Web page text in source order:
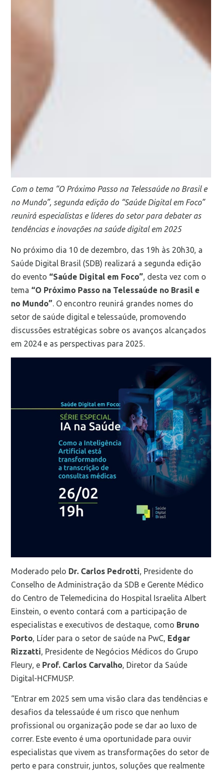
Com o tema “O Próximo Passo na Telessaúde no Brasil e
no Mundo”, segunda edição do “Saúde Digital em Foco”
reunirá especialistas e líderes do setor para debater as
tendências e inovações na saúde digital em 2025
No próximo dia 10 de dezembro, das 19h às 20h30, a
Saúde Digital Brasil (SDB) realizará a segunda edição
do evento “Saúde Digital em Foco”, desta vez com o
tema “O Próximo Passo na Telessaúde no Brasil e
no Mundo”. O encontro reunirá grandes nomes do
setor de saúde digital e telessaúde, promovendo
discussões estratégicas sobre os avanços alcançados
em 2024 e as perspectivas para 2025.
Moderado pelo Dr. Carlos Pedrotti, Presidente do
Conselho de Administração da SDB e Gerente Médico
do Centro de Telemedicina do Hospital Israelita Albert
Einstein, o evento contará com a participação de
especialistas e executivos de destaque, como Bruno
Porto, Líder para o setor de saúde na PwC, Edgar
Rizzatti, Presidente de Negócios Médicos do Grupo
Fleury, e Prof. Carlos Carvalho, Diretor da Saúde
Digital-HCFMUSP.
“Entrar em 2025 sem uma visão clara das tendências e
desafios da telessaúde é um risco que nenhum
profissional ou organização pode se dar ao luxo de
correr. Este evento é uma oportunidade para ouvir
especialistas que vivem as transformações do setor de
perto e para construir, juntos, soluções que realmente